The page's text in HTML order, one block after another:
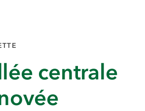
centrale